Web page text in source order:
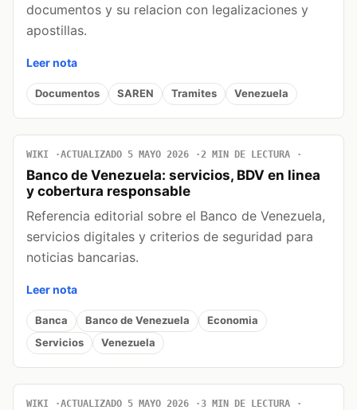
documentos y su relacion con legalizaciones y
apostillas.
Leer nota
Documentos SAREN Tramites Venezuela
WIKI ACTUALIZADO 5 MAYO 2026 2 MIN DE LECTURA
Banco de Venezuela: servicios, BDV en linea
y cobertura responsable
Referencia editorial sobre el Banco de Venezuela,
servicios digitales y criterios de seguridad para
noticias bancarias.
Leer nota
Banca Banco de Venezuela
Economia
Servicios
Venezuela
WIKI ACTUALIZADO 5 MAYO 2026 3 MIN DE LECTURA